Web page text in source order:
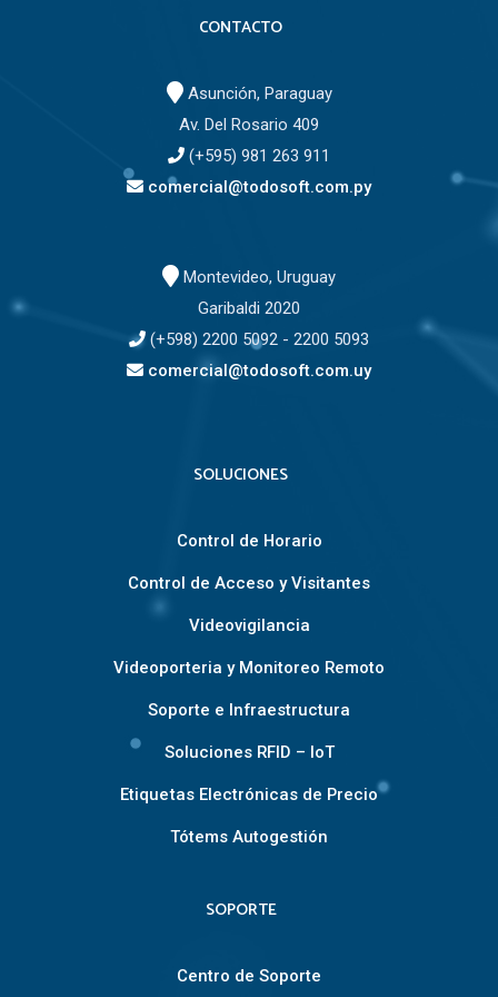
CONTACTO
Asunción, Paraguay
Av. Del Rosario 409
(+595) 981 263 911
comercial@todosoft.com.py
Montevideo, Uruguay
Garibaldi 2020
(+598) 2200 5092 - 2200 5093
comercial@todosoft.com.uy
SOLUCIONES
Control de Horario
Control de Acceso y Visitantes
Videovigilancia
Videoporteria y Monitoreo Remoto
Soporte e Infraestructura
Soluciones RFID – IoT
Etiquetas Electrónicas de Precio
Tótems Autogestión
SOPORTE
Centro de Soporte